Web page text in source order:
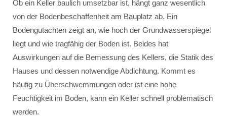
Ob ein Keller baulich umsetzbar ist, hängt ganz wesentlich
von der Bodenbeschaffenheit am Bauplatz ab. Ein
Bodengutachten zeigt an, wie hoch der Grundwasserspiegel
liegt und wie tragfähig der Boden ist. Beides hat
Auswirkungen auf die Bemessung des Kellers, die Statik des
Hauses und dessen notwendige Abdichtung. Kommt es
häufig zu Überschwemmungen oder ist eine hohe
Feuchtigkeit im Boden, kann ein Keller schnell problematisch
werden.